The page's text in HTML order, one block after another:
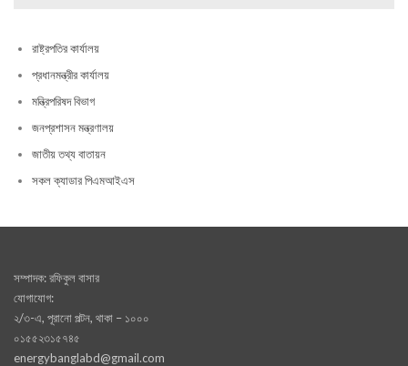
রাষ্ট্রপতির কার্যালয়
প্রধানমন্ত্রীর কার্যালয়
মন্ত্রিপরিষদ বিভাগ
জনপ্রশাসন মন্ত্রণালয়
জাতীয় তথ্য বাতায়ন
সকল ক্যাডার পিএমআইএস
সম্পাদক: রফিকুল বাসার
যোগাযোগ:
২/৩-এ, পূরানো পল্টন, থাকা – ১০০০
০১৫৫২৩১৫৭৪৫
energybanglabd@gmail.com